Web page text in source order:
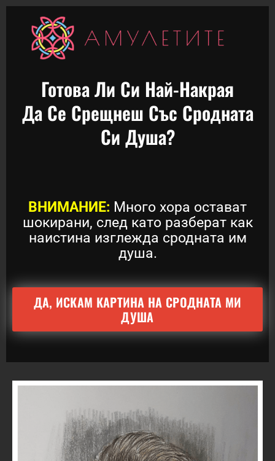
Готова Ли Си Най-Накрая
Да Се Срещнеш Със Сродната
Си Душа?
ВНИМАНИЕ: Много хора остават
шокирани, след като разберат как
наистина изглежда сродната им
душа.
ДА, ИСКАМ КАРТИНА НА СРОДНАТА МИ
ДУША